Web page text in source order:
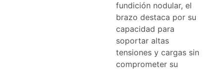
fundición nodular, el
brazo destaca por su
capacidad para
soportar altas
tensiones y cargas sin
comprometer su